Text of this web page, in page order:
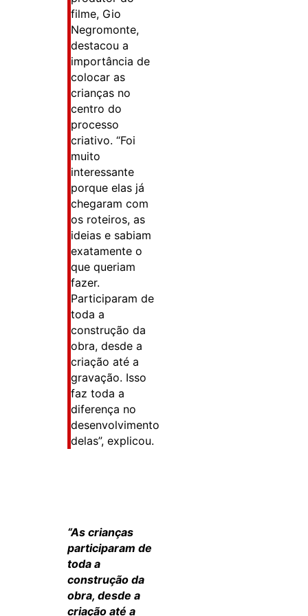
filme, Gio
Negromonte,
destacou a
importância de
colocar as
crianças no
centro do
processo
criativo. “Foi
muito
interessante
porque elas já
chegaram com
os roteiros, as
ideias e sabiam
exatamente o
que queriam
fazer.
Participaram de
toda a
construção da
obra, desde a
criação até a
gravação. Isso
faz toda a
diferença no
desenvolvimento
delas”, explicou.
“As crianças
participaram de
toda a
construção da
obra, desde a
criação até a